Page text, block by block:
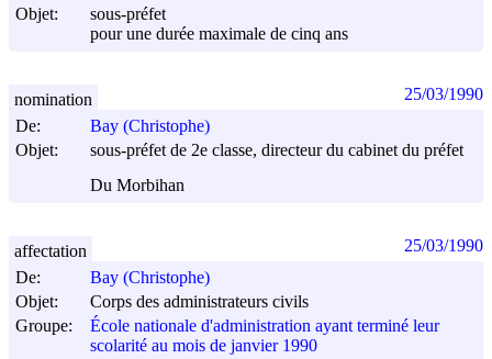
Objet:
sous-préfet
pour une durée maximale de cinq ans
De:
Bay (Christophe)
Objet:
sous-préfet de 2e classe, directeur du cabinet du préfet
Du Morbihan
nomination 25/03/1990
De:
Bay (Christophe)
Objet:
Corps des administrateurs civils
Groupe:
École nationale d'administration ayant terminé leur
scolarité au mois de janvier 1990
affectation 25/03/1990